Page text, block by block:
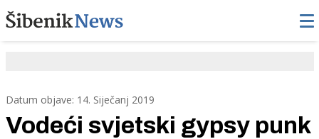
Datum objave: 14. Siječanj 2019
Vodeći svjetski gypsy punk